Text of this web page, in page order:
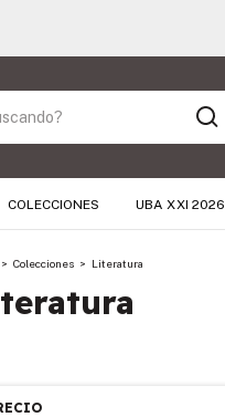
COLECCIONES UBA XXI 2026
> Colecciones > Literatura